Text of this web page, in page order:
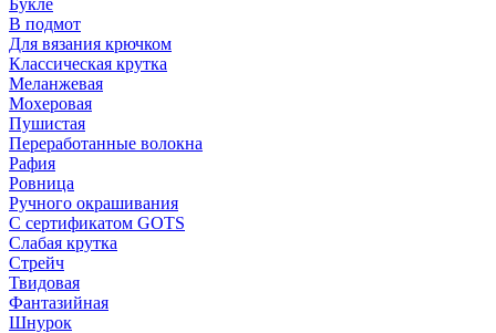
Букле
В подмот
Для вязания крючком
Классическая крутка
Меланжевая
Мохеровая
Пушистая
Переработанные волокна
Рафия
Ровница
Ручного окрашивания
С сертификатом GOTS
Слабая крутка
Стрейч
Твидовая
Фантазийная
Шнурок